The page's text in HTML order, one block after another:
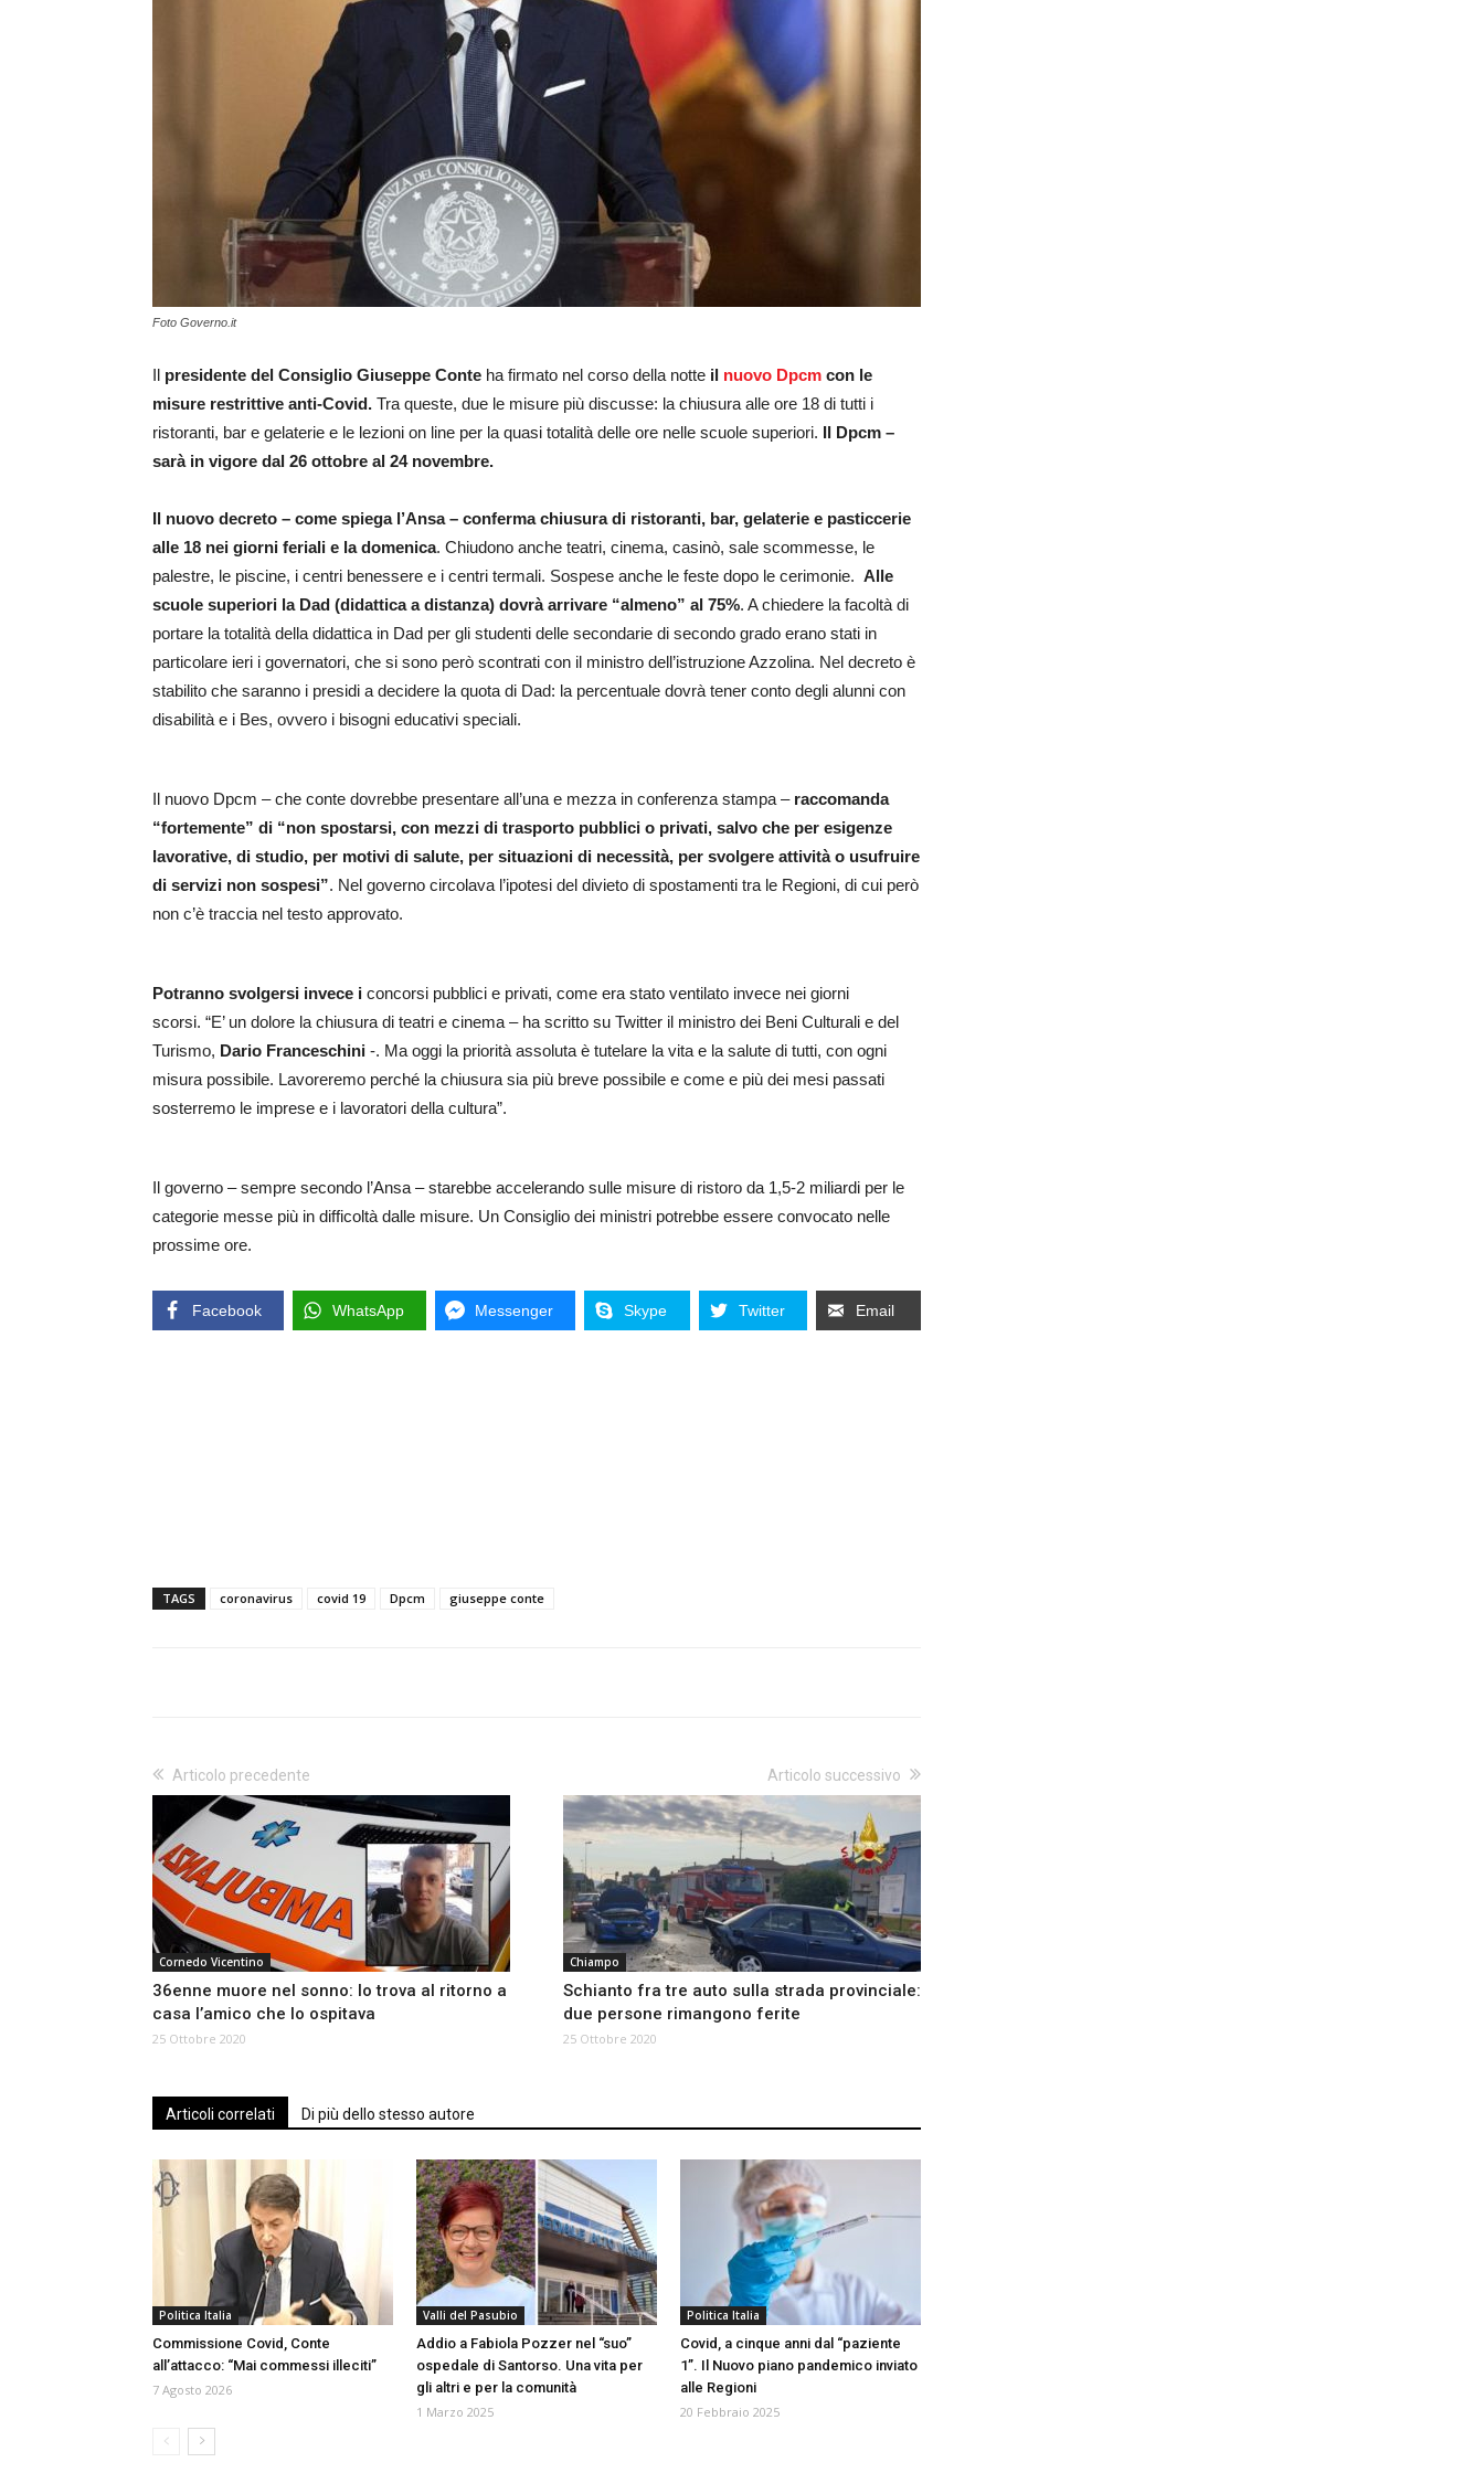
Foto Governo.it
Il presidente del Consiglio Giuseppe Conte ha firmato nel corso della notte il nuovo Dpcm con le
misure restrittive anti-Covid. Tra queste, due le misure più discusse: la chiusura alle ore 18 di tutti i
ristoranti, bar e gelaterie e le lezioni on line per la quasi totalità delle ore nelle scuole superiori. Il Dpcm –
sarà in vigore dal 26 ottobre al 24 novembre.
Il nuovo decreto – come spiega l’Ansa – conferma chiusura di ristoranti, bar, gelaterie e pasticcerie
alle 18 nei giorni feriali e la domenica. Chiudono anche teatri, cinema, casinò, sale scommesse, le
palestre, le piscine, i centri benessere e i centri termali. Sospese anche le feste dopo le cerimonie. Alle
scuole superiori la Dad (didattica a distanza) dovrà arrivare “almeno” al 75%. A chiedere la facoltà di
portare la totalità della didattica in Dad per gli studenti delle secondarie di secondo grado erano stati in
particolare ieri i governatori, che si sono però scontrati con il ministro dell’istruzione Azzolina. Nel decreto è
stabilito che saranno i presidi a decidere la quota di Dad: la percentuale dovrà tener conto degli alunni con
disabilità e i Bes, ovvero i bisogni educativi speciali.
Il nuovo Dpcm – che conte dovrebbe presentare all’una e mezza in conferenza stampa –raccomanda
“fortemente” di “non spostarsi, con mezzi di trasporto pubblici o privati, salvo che per esigenze
lavorative, di studio, per motivi di salute, per situazioni di necessità, per svolgere attività o usufruire
di servizi non sospesi”. Nel governo circolava l’ipotesi del divieto di spostamenti tra le Regioni, di cui però
non c’è traccia nel testo approvato.
Potranno svolgersi invece i concorsi pubblici e privati, come era stato ventilato invece nei giorni
scorsi. “E’ un dolore la chiusura di teatri e cinema – ha scritto su Twitter il ministro dei Beni Culturali e del
Turismo, Dario Franceschini -. Ma oggi la priorità assoluta è tutelare la vita e la salute di tutti, con ogni
misura possibile. Lavoreremo perché la chiusura sia più breve possibile e come e più dei mesi passati
sosterremo le imprese e i lavoratori della cultura”.
Il governo – sempre secondo l’Ansa – starebbe accelerando sulle misure di ristoro da 1,5-2 miliardi per le
categorie messe più in difficoltà dalle misure. Un Consiglio dei ministri potrebbe essere convocato nelle
prossime ore.
Facebook WhatsApp Messenger Skype Twitter Email
TAGS coronavirus covid 19 Dpcm giuseppe conte
Articolo precedente
Cornedo Vicentino
36enne muore nel sonno: lo trova al ritorno a
casa l’amico che lo ospitava
25 Ottobre 2020
Articolo successivo
Chiampo
Schianto fra tre auto sulla strada provinciale:
due persone rimangono ferite
25 Ottobre 2020
Articoli correlati Di più dello stesso autore
Politica Italia
Commissione Covid, Conte
all’attacco: “Mai commessi illeciti”
7 Agosto 2026
Valli del Pasubio
Addio a Fabiola Pozzer nel “suo”
ospedale di Santorso. Una vita per
gli altri e per la comunità
1 Marzo 2025
Politica Italia
Covid, a cinque anni dal “paziente
1”. Il Nuovo piano pandemico inviato
alle Regioni
20 Febbraio 2025